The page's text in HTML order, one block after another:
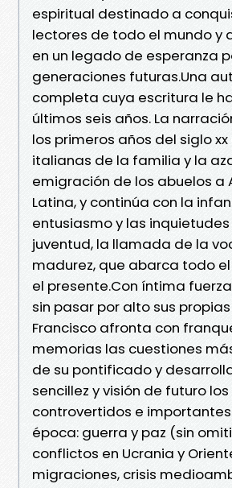
espiritual destinado a
lectores de todo el mundo y
en un legado de esperanza
generaciones futuras.Una
completa cuya escritura le
últimos seis años. La
los primeros años del siglo
italianas de la familia y la
emigración de los abuelos a
Latina, y continúa con la
entusiasmo y las
juventud, la llamada de la
madurez, que abarca todo
el presente.Con íntima
sin pasar por alto sus
Francisco afronta con
memorias las cuestiones
de su pontificado y
sencillez y visión de futuro
controvertidos e
época: guerra y paz (sin
conflictos en Ucrania y
migraciones, crisis